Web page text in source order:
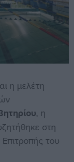
η μελέτη
, η
στη
του